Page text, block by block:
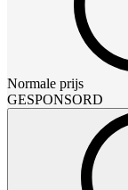
Normale prijs
GESPONSORD